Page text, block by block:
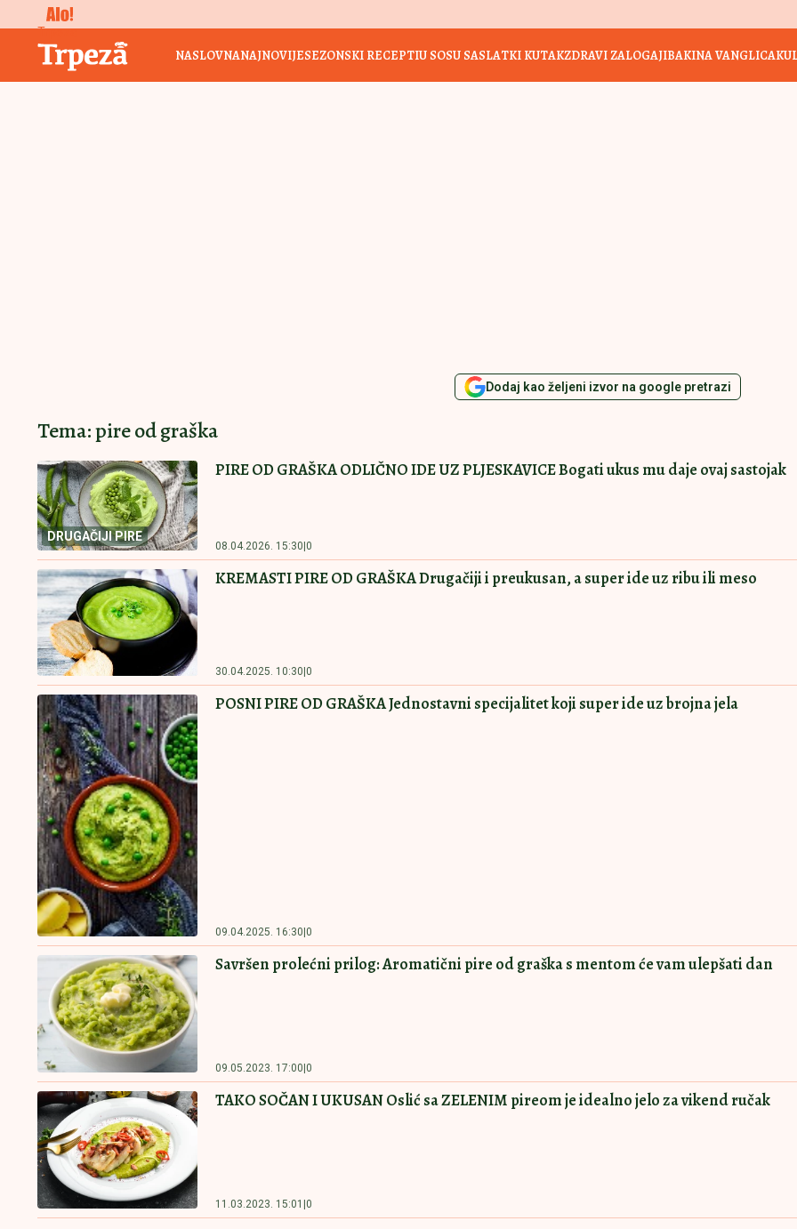
Trpeza
NASLOVNANAJNOVIJESEZONSKI RECEPTIU SOSU SASLATKI KUTAKZDRAVI ZALOGAJIBAKINA VANGLICA
Dodaj kao željeni izvor na google pretrazi
Tema: pire od graška
DRUGAČIJI PIRE
PIRE OD GRAŠKA ODLIČNO IDE UZ PLJESKAVICE Bogati ukus mu daje ovaj sastojak
08.04.2026. 15:30 0
KREMASTI PIRE OD GRAŠKA Drugačiji i preukusan, a super ide uz ribu ili meso
30.04.2025. 10:30 0
POSNI PIRE OD GRAŠKA Jednostavni specijalitet koji super ide uz brojna jela
09.04.2025. 16:30 0
Savršen prolećni prilog: Aromatični pire od graška s mentom će vam ulepšati dan
09.05.2023. 17:00 0
TAKO SOČAN I UKUSAN Oslić sa ZELENIM pireom je idealno jelo za vikend ručak
11.03.2023. 15:01 0